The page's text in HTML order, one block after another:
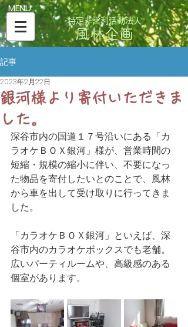
​MENU
特定非営利活動法人
風林企画
記事
銀河様より寄付いただきま
した。
2023年2月22日
深谷市内の国道１７号沿いにある「カ
ラオケＢＯＸ銀河」様が、営業時間の
短縮・規模の縮小に伴い、不要になっ
た物品を寄付したいとのことで、風林
から車を出して受け取りに行ってきま
した。
「カラオケＢＯＸ銀河」といえば、深
谷市内のカラオケボックスでも老舗。
広いパーティルームや、高級感のある
個室があります。